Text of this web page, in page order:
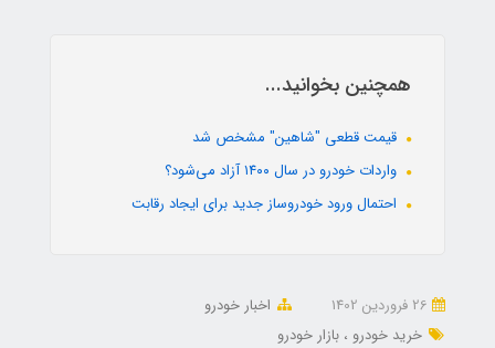
همچنین بخوانید...
قیمت قطعی "شاهین" مشخص شد
واردات خودرو در سال ۱۴۰۰ آزاد می‌شود؟
احتمال ورود خودروساز جدید برای ایجاد رقابت
اخبار خودرو
خرید خودرو
بازار خودرو